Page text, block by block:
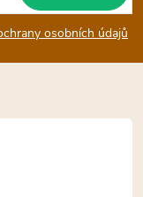
osobních údajů